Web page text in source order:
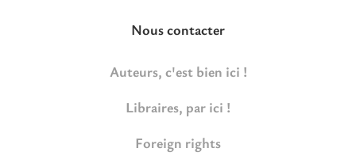
Nous contacter
Auteurs, c'est bien ici !
Libraires, par ici !
Foreign rights